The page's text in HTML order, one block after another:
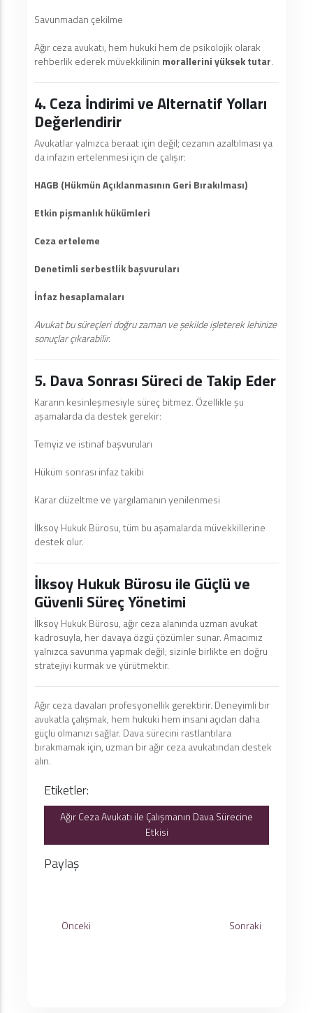
Savunmadan çekilme
Ağır ceza avukatı, hem hukuki hem de psikolojik olarak
rehberlik ederek müvekkilinin morallerini yüksek tutar.
4. Ceza İndirimi ve Alternatif Yolları
Değerlendirir
Avukatlar yalnızca beraat için değil; cezanın azaltılması ya
da infazın ertelenmesi için de çalışır:
HAGB (Hükmün Açıklanmasının Geri Bırakılması)
Etkin pişmanlık hükümleri
Ceza erteleme
Denetimli serbestlik başvuruları
İnfaz hesaplamaları
Avukat bu süreçleri doğru zaman ve şekilde işleterek lehinize
sonuçlar çıkarabilir.
5. Dava Sonrası Süreci de Takip Eder
Kararın kesinleşmesiyle süreç bitmez. Özellikle şu
aşamalarda da destek gerekir:
Temyiz ve istinaf başvuruları
Hüküm sonrası infaz takibi
Karar düzeltme ve yargılamanın yenilenmesi
İlksoy Hukuk Bürosu, tüm bu aşamalarda müvekkillerine
destek olur.
İlksoy Hukuk Bürosu ile Güçlü ve
Güvenli Süreç Yönetimi
İlksoy Hukuk Bürosu, ağır ceza alanında uzman avukat
kadrosuyla, her davaya özgü çözümler sunar. Amacımız
yalnızca savunma yapmak değil; sizinle birlikte en doğru
stratejiyi kurmak ve yürütmektir.
Ağır ceza davaları profesyonellik gerektirir. Deneyimli bir
avukatla çalışmak, hem hukuki hem insani açıdan daha
güçlü olmanızı sağlar. Dava sürecini rastlantılara
bırakmamak için, uzman bir ağır ceza avukatından destek
alın.
Etiketler:
Ağır Ceza Avukatı ile Çalışmanın Dava Sürecine
Etkisi
Paylaş
Önceki Sonraki